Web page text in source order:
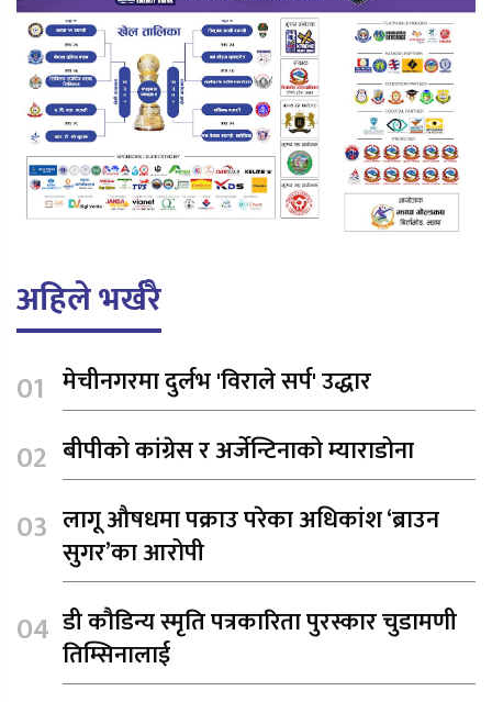
अहिले भर्खरै
मेचीनगरमा दुर्लभ 'विराले सर्प' उद्धार
बीपीको कांग्रेस र अर्जेन्टिनाको म्याराडोना
लागू औषधमा पक्राउ परेका अधिकांश ‘ब्राउन
सुगर’का आरोपी
डी कौडिन्य स्मृति पत्रकारिता पुरस्कार चुडामणी
तिम्सिनालाई